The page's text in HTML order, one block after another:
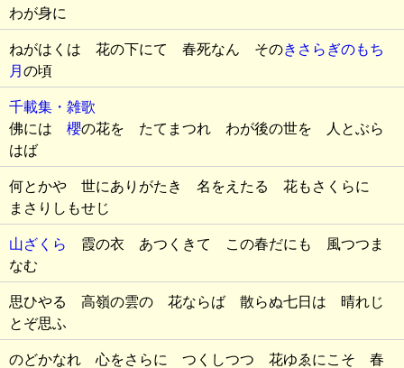
わが身に
ねがはくは 花の下にて 春死なん そのきさらぎのもち
月 の頃
千載集・雑歌
佛には 櫻の花を たてまつれ わが後の世を 人とぶら
はば
何とかや 世にありがたき 名をえたる 花もさくらに
まさりしもせじ
山ざくら
霞の衣 あつくきて この春だにも 風つつま
なむ
思ひやる 高嶺の雲の 花ならば 散らぬ七日は 晴れじ
とぞ思ふ
のどかなれ 心をさらに つくしつつ 花ゆゑにこそ 春